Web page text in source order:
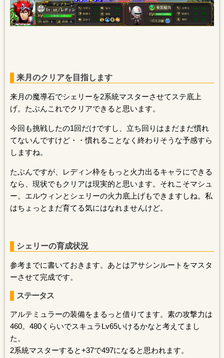
来月のクリアを目指します
来月の魔導石でシェリーを2系統マスターさせてステ底上
げ。たぶんこれでクリアできると思います。
今回も挑戦したの1回だけですし、立ち回りはまだまだ慣れ
てないんですけど・・慣れることなく終わりそうな予感すら
しますね。
たぶんですが、レディン枠をもっと火力出るキャラにできる
なら、現状でもクリアは現実的と思います。それこそマシュ
ー。エルウィンとシェリーの火力底上げもできますしね。私
はちょっとまだ育てる気にはなれませんけど。
シェリーの育成状況
参考までに書いておきます。あとはアサシンルートをマスタ
ーさせて完成です。
ステータス
アルテミュラーの装備をまるっと借りてます。素の攻撃力は
460。480くらいでスキュラLv65いけるかなと考えてまし
た。
2系統マスターすると+37で497になると思われます。